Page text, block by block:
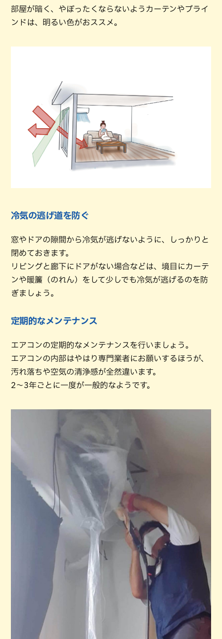
部屋が暗く、やぼったくならないようカーテンやブライ
ンドは、明るい色がおススメ。
冷気の逃げ道を防ぐ
窓やドアの隙間から冷気が逃げないように、しっかりと
閉めておきます。
リビングと廊下にドアがない場合などは、境目にカーテ
ンや暖簾（のれん）をして少しでも冷気が逃げるのを防
ぎましょう。
定期的なメンテナンス
エアコンの定期的なメンテナンスを行いましょう。
エアコンの内部はやはり専門業者にお願いするほうが、
汚れ落ちや空気の清浄感が全然違います。
2～3年ごとに一度が一般的なようです。